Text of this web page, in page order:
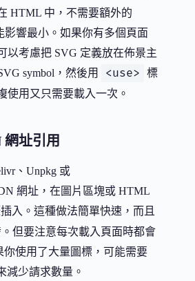
HTML 中，不需要額外的
影響最小。如果你有多個頁面
以考慮把 SVG 定義放在佈景主
symbol，然後用
<use>
標
使用又只需要載入一次。
網址引用
、Unpkg 或
網址，在圖片區塊或 HTML
入。這種做法簡單快速，而且
但要注意每次載入頁面時都會
你使用了大量圖標，可能需要
減少請求數量。